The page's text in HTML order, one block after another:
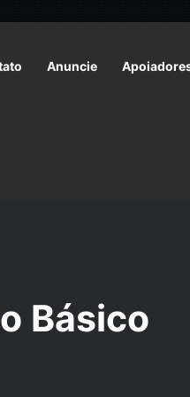
Anuncie
Básico